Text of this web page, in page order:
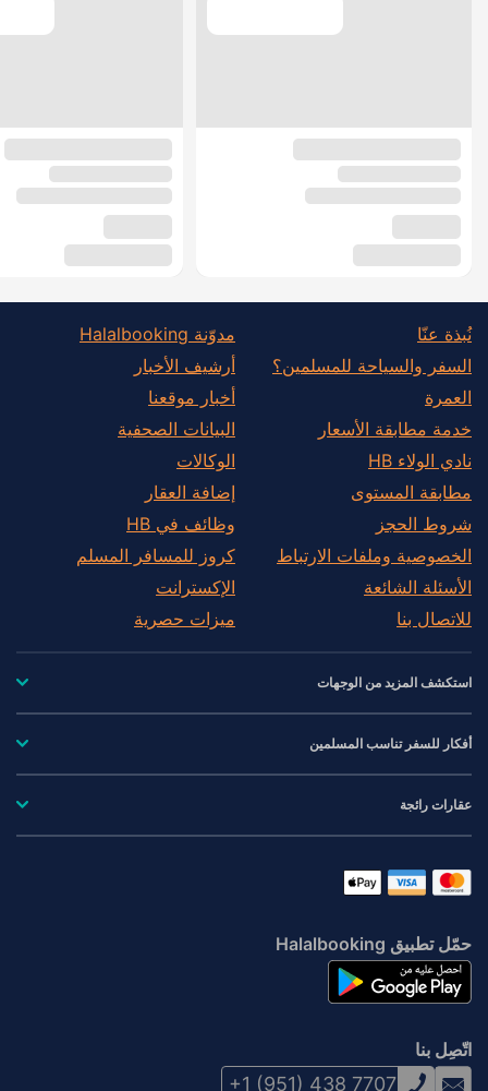
نُبذة عنّا
السفر والسياحة للمسلمين؟
العمرة
خدمة مطابقة الأسعار
نادي الولاء HB
مطابقة المستوى
شروط الحجز
الخصوصية وملفات الارتباط
الأسئلة الشائعة
للاتصال بنا
مدوّنة Halalbooking
أرشيف الأخبار
أخبار موقعنا
البيانات الصحفية
الوكالات
إضافة العقار
وظائف في HB
كروز للمسافر المسلم
الإكسترانت
ميزات حصرية
استكشف المزيد من الوجهات
أفكار للسفر تناسب المسلمين
عقارات رائجة
حمّل تطبيق Halalbooking
اتّصِل بنا
+1 (951) 438 7707